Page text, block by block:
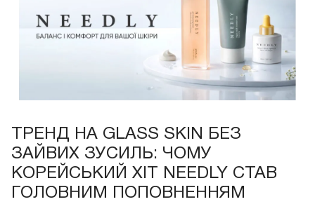
ТРЕНД НА GLASS SKIN БЕЗ
ЗАЙВИХ ЗУСИЛЬ: ЧОМУ
КОРЕЙСЬКИЙ ХІТ NEEDLY СТАВ
ГОЛОВНИМ ПОПОВНЕННЯМ